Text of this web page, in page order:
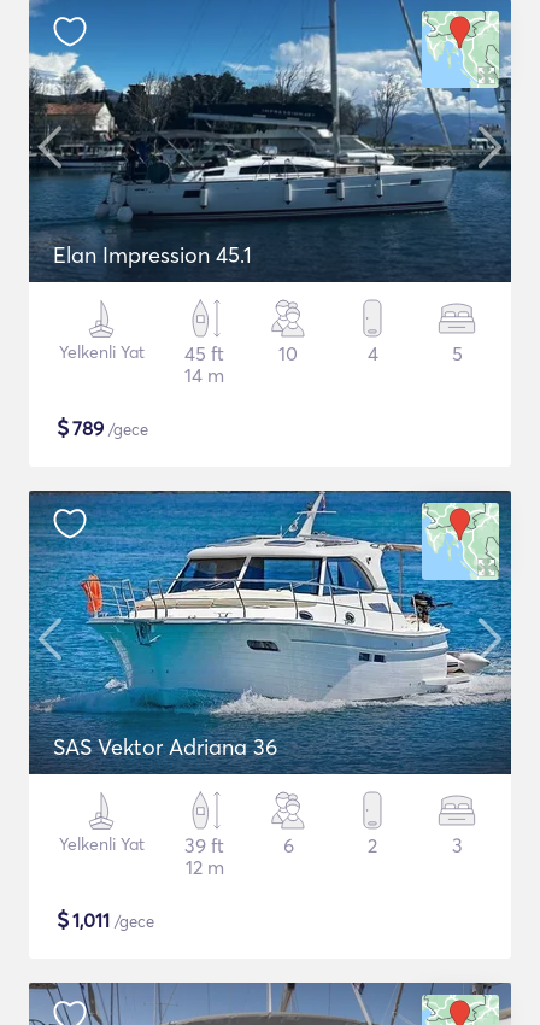
Elan Impression 45.1
Yelkenli Yat
45 ft
14 m
10 4 5
$789 /gece
SAS Vektor Adriana 36
Yelkenli Yat
39 ft
12 m
6 2 3
$1,011 /gece